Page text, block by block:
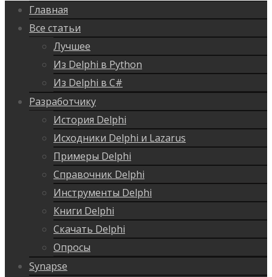
Главная
Все статьи
Лучшее
Из Delphi в Python
Из Delphi в C#
Разработчику
История Delphi
Исходники Delphi и Lazarus
Примеры Delphi
Справочник Delphi
Инструменты Delphi
Книги Delphi
Скачать Delphi
Опросы
Synapse